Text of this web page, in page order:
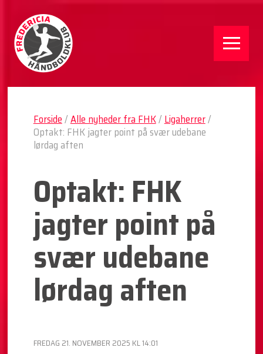
Forside/Alle nyheder fra FHK/Ligaherrer/
Optakt: FHK jagter point på svær udebane
lørdag aften
Optakt: FHK
jagter point på
svær udebane
lørdag aften
FREDAG 21. NOVEMBER 2025 KL 14:01